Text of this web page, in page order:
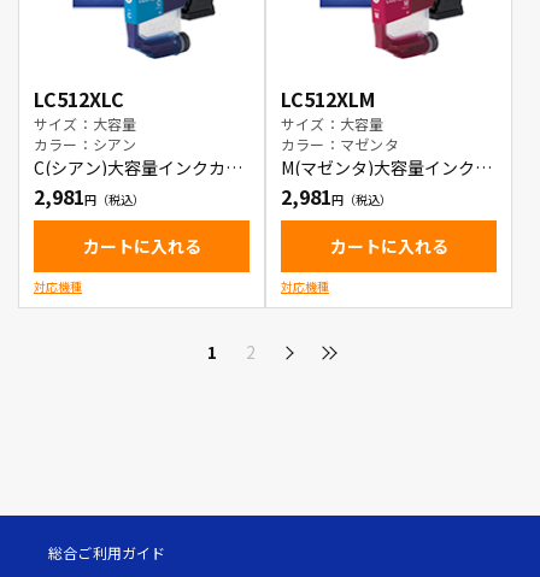
LC512XLC
サイズ：大容量
カラー：シアン
C(シアン)大容量インクカー
トリッジ
2,981
カートに入れる
対応機種
LC512XLM
サイズ：大容量
カラー：マゼンタ
M(マゼンタ)大容量インクカ
ートリッジ
2,981
カートに入れる
対応機種
1 2
総合ご利用ガイド